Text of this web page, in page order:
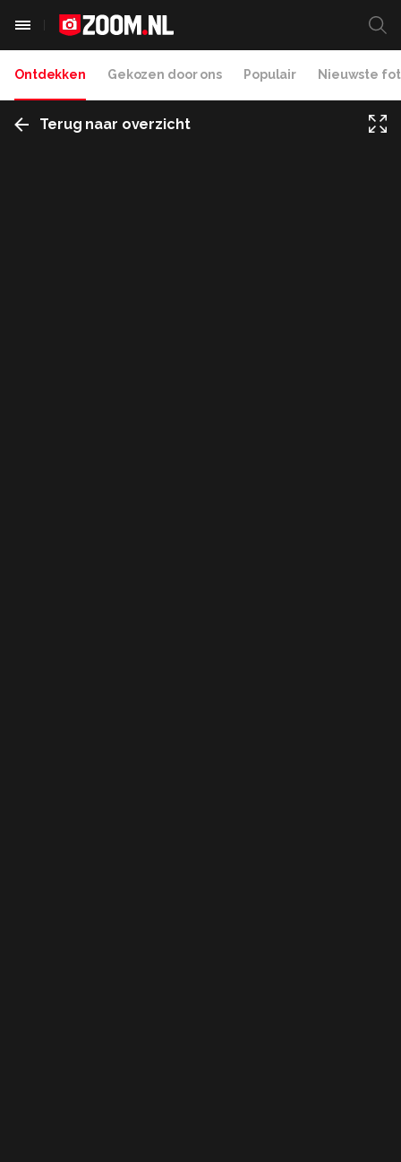
Ontdekken Gekozen door ons Populair Nieuwste
Terug naar overzicht